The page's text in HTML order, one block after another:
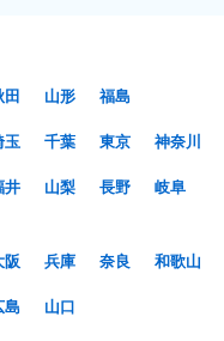
田 山形
福島
玉 千葉 東京
神奈川
井 山梨 長野
岐阜
阪 兵庫 奈良
和歌山
島
山口